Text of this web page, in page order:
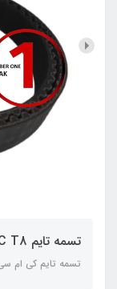
تسمه تایم KMC T8
تسمه تایم کی ام